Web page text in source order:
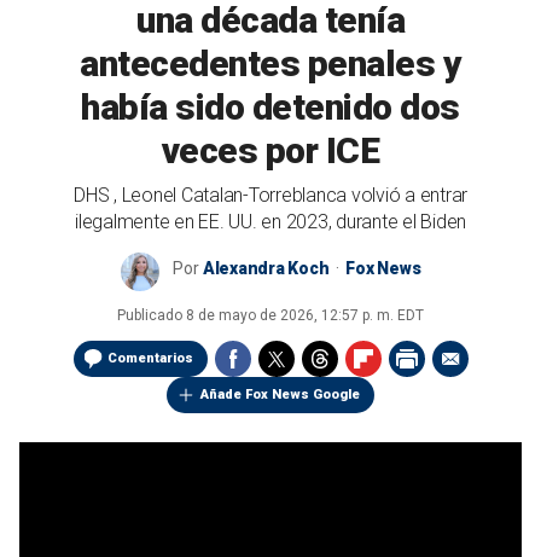
una década tenía
antecedentes penales y
había sido detenido dos
veces por ICE
DHS , Leonel Catalan-Torreblanca volvió a entrar
ilegalmente en EE. UU. en 2023, durante el Biden
PorAlexandra Koch Fox News
Publicado 8 de mayo de 2026, 12:57 p. m. EDT
Comentarios
Añade Fox News Google